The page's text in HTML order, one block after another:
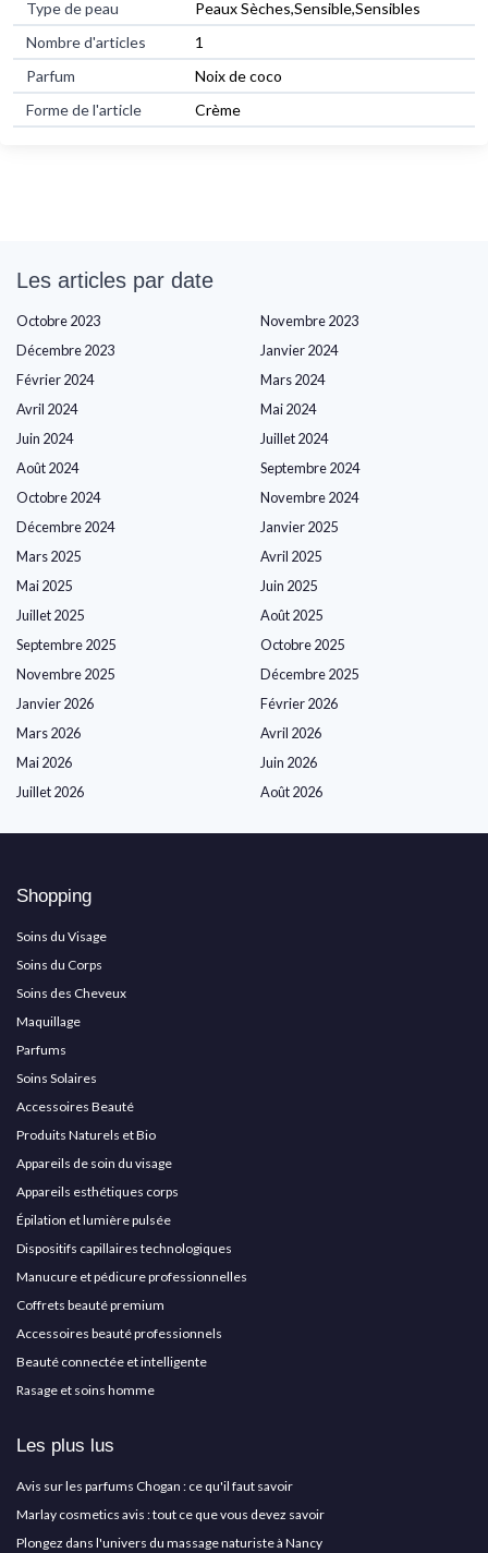
Type de peau
Peaux Sèches,Sensible,Sensibles
Nombre d'articles
1
Parfum
Noix de coco
Forme de l'article
Crème
Les articles par date
Octobre 2023
Novembre 2023
Décembre 2023
Janvier 2024
Février 2024
Mars 2024
Avril 2024
Mai 2024
Juin 2024
Juillet 2024
Août 2024
Septembre 2024
Octobre 2024
Novembre 2024
Décembre 2024
Janvier 2025
Mars 2025
Avril 2025
Mai 2025
Juin 2025
Juillet 2025
Août 2025
Septembre 2025
Octobre 2025
Novembre 2025
Décembre 2025
Janvier 2026
Février 2026
Mars 2026
Avril 2026
Mai 2026
Juin 2026
Juillet 2026
Août 2026
Shopping
Soins du Visage
Soins du Corps
Soins des Cheveux
Maquillage
Parfums
Soins Solaires
Accessoires Beauté
Produits Naturels et Bio
Appareils de soin du visage
Appareils esthétiques corps
Épilation et lumière pulsée
Dispositifs capillaires technologiques
Manucure et pédicure professionnelles
Coffrets beauté premium
Accessoires beauté professionnels
Beauté connectée et intelligente
Rasage et soins homme
Les plus lus
Avis sur les parfums Chogan : ce qu'il faut savoir
Marlay cosmetics avis : tout ce que vous devez savoir
Plongez dans l'univers du massage naturiste à Nancy